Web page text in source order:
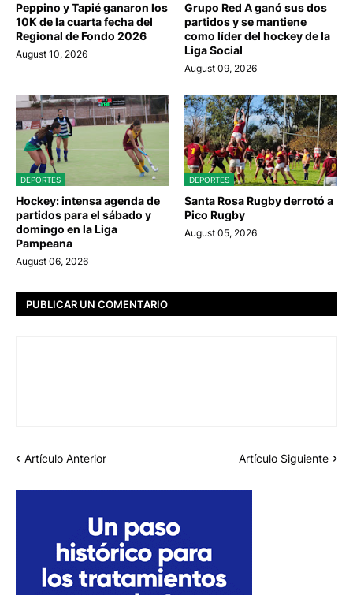
Peppino y Tapié ganaron los
10K de la cuarta fecha del
Regional de Fondo 2026
August 10, 2026
Grupo Red A ganó sus dos
partidos y se mantiene
como líder del hockey de la
Liga Social
August 09, 2026
DEPORTES
Hockey: intensa agenda de
partidos para el sábado y
domingo en la Liga
Pampeana
August 06, 2026
DEPORTES
Santa Rosa Rugby derrotó a
Pico Rugby
August 05, 2026
PUBLICAR UN COMENTARIO
Artículo Anterior Artículo Siguiente